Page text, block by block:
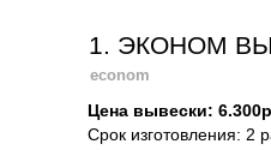
1. ЭКОНОМ
econom
Цена вывески: 6.300р
Срок изготовления: 2